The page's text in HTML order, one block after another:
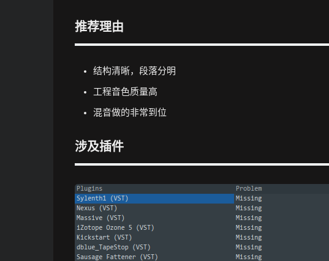
推荐理由
结构清晰，段落分明
工程音色质量高
混音做的非常到位
涉及插件